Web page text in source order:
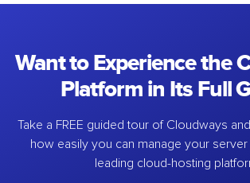
Want to Experience the
Platform in Its Full
Take a FREE guided tour of Cloudways
how easily you can manage your
leading cloud-hosting